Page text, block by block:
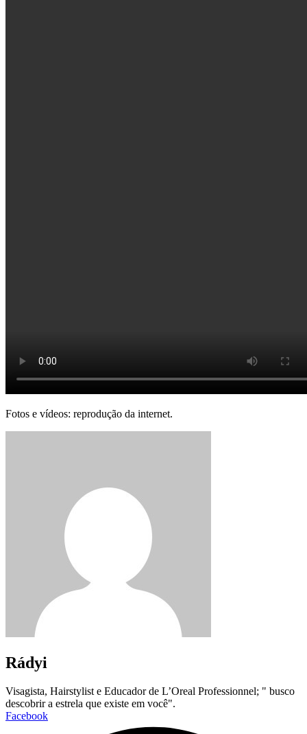
Fotos e vídeos: reprodução da internet.
Rádyi
Visagista, Hairstylist e Educador de L’Oreal Professionnel; " busco
descobrir a estrela que existe em você".
Facebook